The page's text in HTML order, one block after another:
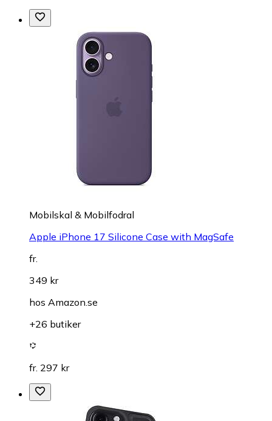
Mobilskal & Mobilfodral
Apple iPhone 17 Silicone Case with MagSafe
fr.
349 kr
hos Amazon.se
+26 butiker
fr. 297 kr